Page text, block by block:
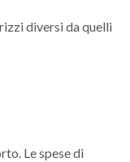
diversi da quelli
Le spese di